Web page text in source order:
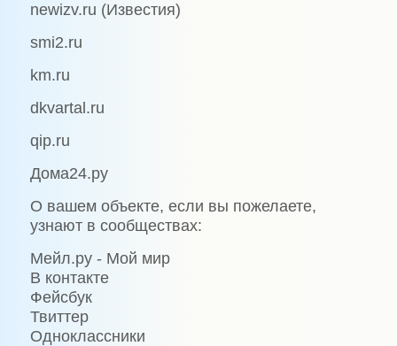
newizv.ru (Известия)
smi2.ru
km.ru
dkvartal.ru
qip.ru
Дома24.ру
О вашем объекте, если вы пожелаете,
узнают в сообществах:
Мейл.ру - Мой мир
В контакте
Фейсбук
Твиттер
Одноклассники